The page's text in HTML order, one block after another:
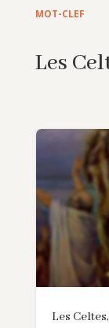
MOT-CLEF
Les
Les